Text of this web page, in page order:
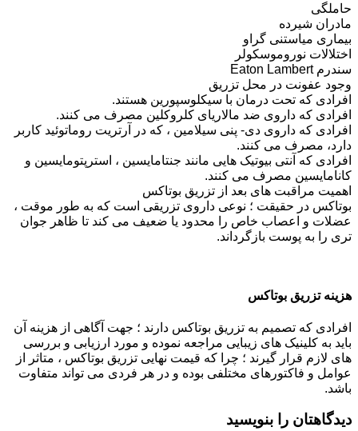
حاملگی
مادران شیرده
بیماری میاستنی گراو
اختلالات نوروموسکولر
سندرم Eaton Lambert
وجود عفونت در محل تزریق
افرادی که تحت درمان با سیکلوسپورین هستند.
افرادی که داروی ضد مالاریای کلروکلین مصرف می کنند.
افرادی که داروی دی- پنی سیلامین ، که در آرتریت روماتوئید کاربر
دارد، مصرف می کنند.
افرادی که آنتی بیوتیک هایی مانند جنتامایسین ، استرپتومایسین و
کانامایسین مصرف می کنند.
اهمیت مراقبت های بعد از تزریق بوتاکس
بوتاکس در حقیقت ؛ نوعی داروی تزریقی است که به طور موقت ،
عضلات و اعصاب خاص را محدود یا ضعیف می کند تا ظاهر جوان
تری را به پوست بازگرداند.
هزینه تزریق بوتاکس
افرادی که تصمیم به تزريق بوتاکس دارند ؛ جهت آگاهی از هزینه آن
باید به کلینیک های زیبایی مراجعه نموده و مورد ارزیابی و بررسی
های لازم قرار گیرند ؛ چرا که قیمت نهایی تزريق بوتاکس ، متاثر از
عوامل و فاکتورهای مختلفی بوده و در هر فردی می تواند متفاوت
باشد.
دیدگاهتان را بنویسید